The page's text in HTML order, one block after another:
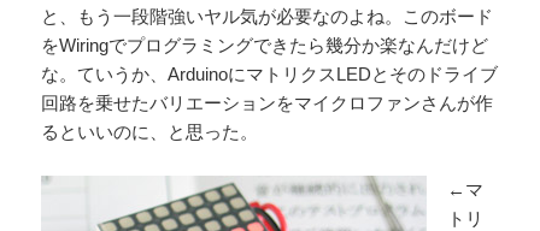
と、もう一段階強いヤル気が必要なのよね。このボード
をWiringでプログラミングできたら幾分か楽なんだけど
な。ていうか、ArduinoにマトリクスLEDとそのドライブ
回路を乗せたバリエーションをマイクロファンさんが作
るといいのに、と思った。
←マ
トリ